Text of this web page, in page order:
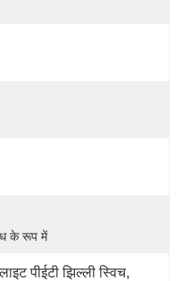
के रूप में
पीईटी झिल्ली स्विच,